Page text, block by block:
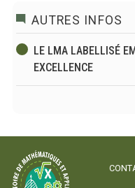
AUTRES INFOS
LE LMA LABELLISÉ
EXCELLENCE